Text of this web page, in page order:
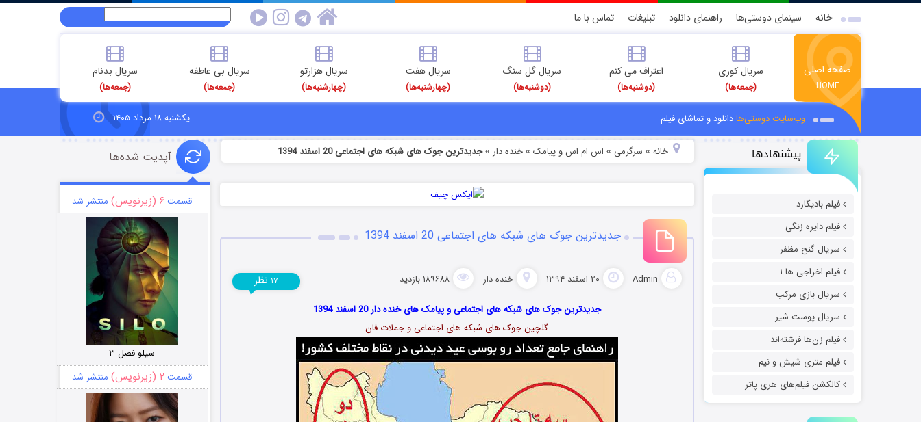
خانه سینمای دوستی‌ها راهنمای دانلود تبلیغات تماس با ما
صفحه اصلی
HOME
سریال کوری
(جمعه‌ها)
اعتراف می کنم
(دوشنبه‌ها)
سریال گل سنگ
(دوشنبه‌ها)
سریال هفت
(چهارشنبه‌ها)
سریال هزارتو
(چهارشنبه‌ها)
سریال بی عاطفه
(جمعه‌ها)
سریال بدنام
(جمعه‌ها)
وب‌سایت دوستی‌هادانلود و تماشای فیلم یکشنبه ۱۸ مرداد ۱۴۰۵
پیشنهادها
فیلم بادیگارد
فیلم دایره زنگی
سریال گنج مظفر
فیلم اخراجی ها ۱
سریال بازی مرکب
سریال پوست شیر
فیلم زن‌ها فرشته‌اند
فیلم متری شیش و نیم
کالکشن فیلم‌های هری پاتر
خانه» سرگرمی » اس ام اس و پیامک» خنده دار »جدیدترین جوک های شبکه های اجتماعی 20 اسفند 1394
جدیدترین جوک های شبکه های اجتماعی 20 اسفند 1394
Admin ۲۰ اسفند ۱۳۹۴ خنده دار ۱۸۹۶۸۸ بازدید ۱۷ نظر
جدیدترین جوک های شبکه های اجتماعی و پیامک های خنده دار 20 اسفند 1394
گلچین جوک های شبکه های اجتماعی و جملات فان
آپدیت شده‌ها
قسمت ۶ (زیرنویس) منتشر شد
سیلو فصل ۳
قسمت ۲ (زیرنویس) منتشر شد